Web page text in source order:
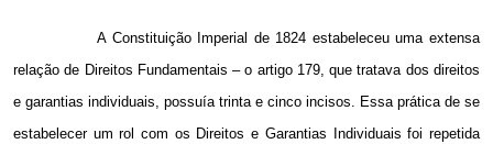
A Constituição Imperial de 1824 estabeleceu uma extensa
relação de Direitos Fundamentais – o artigo 179, que tratava dos direitos
e garantias individuais, possuía trinta e cinco incisos. Essa prática de se
estabelecer um rol com os Direitos e Garantias Individuais foi repetida